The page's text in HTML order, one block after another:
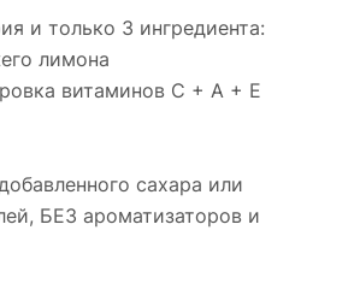
и только 3 ингредиента:
лимона
витаминов С + А + Е
сахара или
БЕЗ ароматизаторов и